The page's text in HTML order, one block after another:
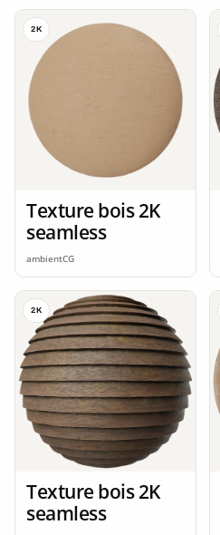
2K
Texture bois 2K
seamless
ambientCG
2K
Texture bois 2K
seamless